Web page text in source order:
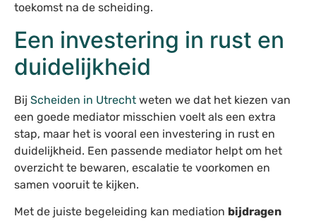
toekomst na de scheiding.
Een investering in rust en
duidelijkheid
Bij Scheiden in Utrecht weten we dat het kiezen van
een goede mediator misschien voelt als een extra
stap, maar het is vooral een investering in rust en
duidelijkheid. Een passende mediator helpt om het
overzicht te bewaren, escalatie te voorkomen en
samen vooruit te kijken.
Met de juiste begeleiding kan mediation bijdragen